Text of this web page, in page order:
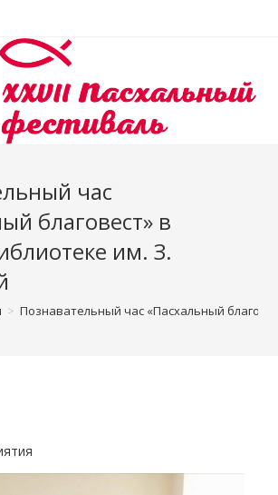
час
благовест» в
им. З.
> Познавательный час «Пасхальный